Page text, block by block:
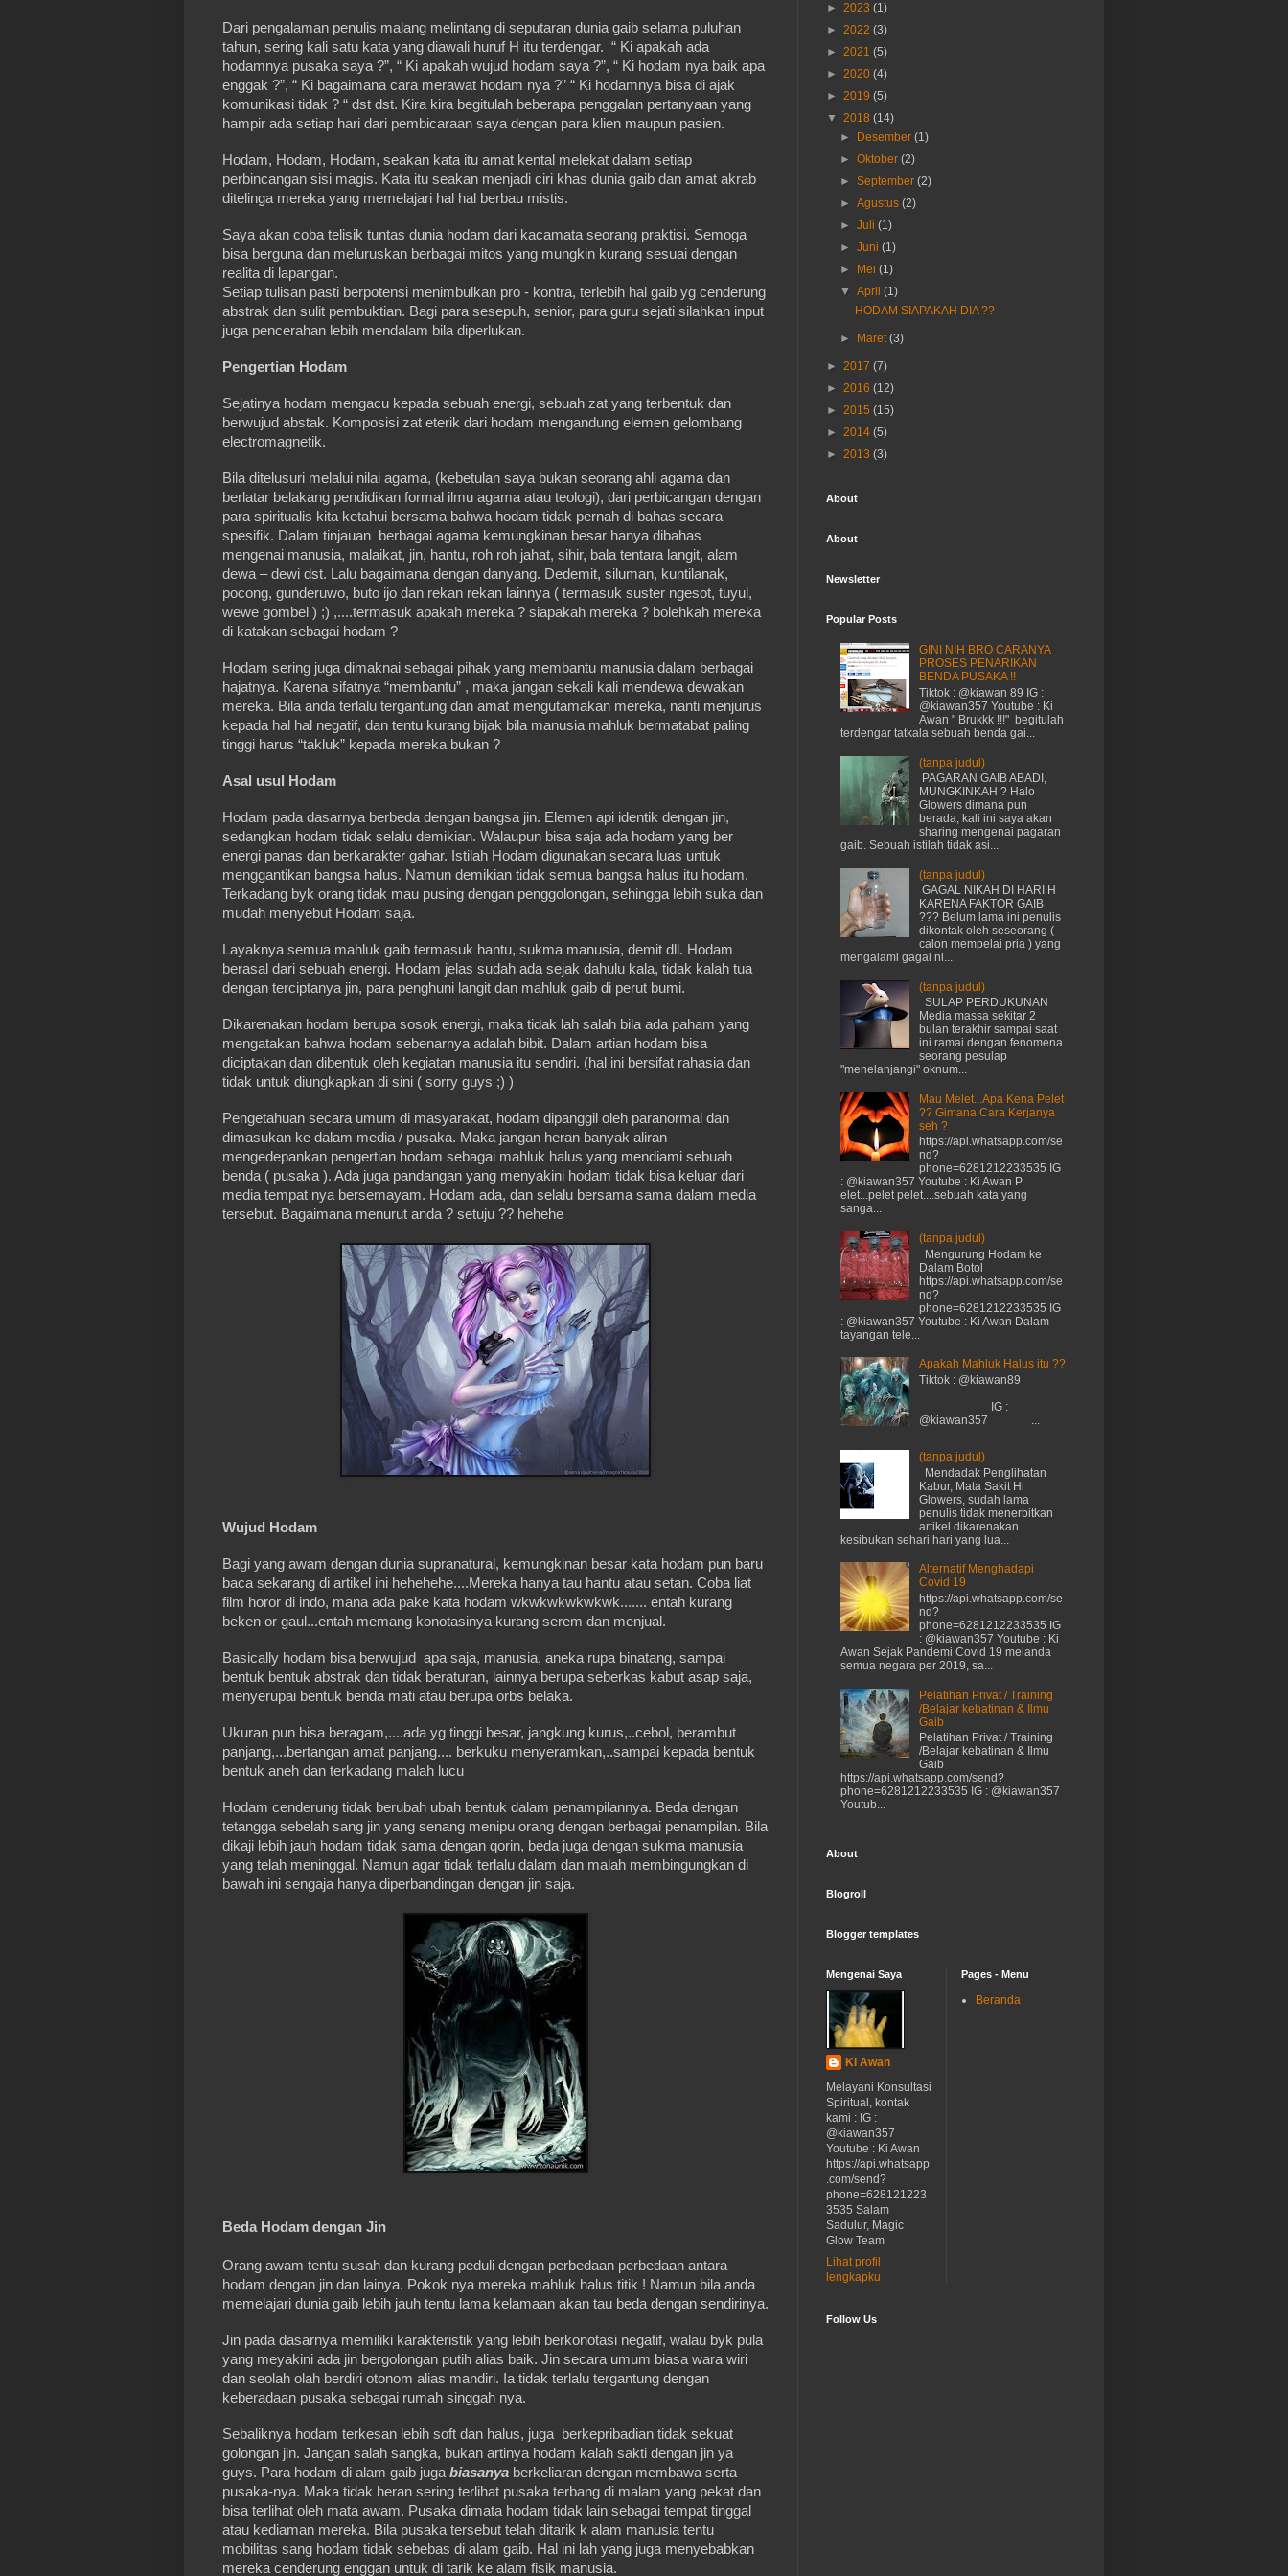
Dari pengalaman penulis malang melintang di seputaran dunia gaib selama puluhan
tahun, sering kali satu kata yang diawali huruf H itu terdengar. “ Ki apakah ada
hodamnya pusaka saya ?”, “ Ki apakah wujud hodam saya ?”, “ Ki hodam nya baik apa
enggak ?”, “ Ki bagaimana cara merawat hodam nya ?” “ Ki hodamnya bisa di ajak
komunikasi tidak ? “ dst dst. Kira kira begitulah beberapa penggalan pertanyaan yang
hampir ada setiap hari dari pembicaraan saya dengan para klien maupun pasien.
Hodam, Hodam, Hodam, seakan kata itu amat kental melekat dalam setiap
perbincangan sisi magis. Kata itu seakan menjadi ciri khas dunia gaib dan amat akrab
ditelinga mereka yang memelajari hal hal berbau mistis.
Saya akan coba telisik tuntas dunia hodam dari kacamata seorang praktisi. Semoga
bisa berguna dan meluruskan berbagai mitos yang mungkin kurang sesuai dengan
realita di lapangan.
Setiap tulisan pasti berpotensi menimbulkan pro - kontra, terlebih hal gaib yg cenderung
abstrak dan sulit pembuktian. Bagi para sesepuh, senior, para guru sejati silahkan input
juga pencerahan lebih mendalam bila diperlukan.
Pengertian Hodam
Sejatinya hodam mengacu kepada sebuah energi, sebuah zat yang terbentuk dan
berwujud abstak. Komposisi zat eterik dari hodam mengandung elemen gelombang
electromagnetik.
Bila ditelusuri melalui nilai agama, (kebetulan saya bukan seorang ahli agama dan
berlatar belakang pendidikan formal ilmu agama atau teologi), dari perbicangan dengan
para spiritualis kita ketahui bersama bahwa hodam tidak pernah di bahas secara
spesifik. Dalam tinjauan berbagai agama kemungkinan besar hanya dibahas
mengenai manusia, malaikat, jin, hantu, roh roh jahat, sihir, bala tentara langit, alam
dewa – dewi dst. Lalu bagaimana dengan danyang. Dedemit, siluman, kuntilanak,
pocong, gunderuwo, buto ijo dan rekan rekan lainnya ( termasuk suster ngesot, tuyul,
wewe gombel ) ;) ,....termasuk apakah mereka ? siapakah mereka ? bolehkah mereka
di katakan sebagai hodam ?
Hodam sering juga dimaknai sebagai pihak yang membantu manusia dalam berbagai
hajatnya. Karena sifatnya “membantu” , maka jangan sekali kali mendewa dewakan
mereka. Bila anda terlalu tergantung dan amat mengutamakan mereka, nanti menjurus
kepada hal hal negatif, dan tentu kurang bijak bila manusia mahluk bermatabat paling
tinggi harus “takluk” kepada mereka bukan ?
Asal usul Hodam
Hodam pada dasarnya berbeda dengan bangsa jin. Elemen api identik dengan jin,
sedangkan hodam tidak selalu demikian. Walaupun bisa saja ada hodam yang ber
energi panas dan berkarakter gahar. Istilah Hodam digunakan secara luas untuk
menggantikan bangsa halus. Namun demikian tidak semua bangsa halus itu hodam.
Terkadang byk orang tidak mau pusing dengan penggolongan, sehingga lebih suka dan
mudah menyebut Hodam saja.
Layaknya semua mahluk gaib termasuk hantu, sukma manusia, demit dll. Hodam
berasal dari sebuah energi. Hodam jelas sudah ada sejak dahulu kala, tidak kalah tua
dengan terciptanya jin, para penghuni langit dan mahluk gaib di perut bumi.
Dikarenakan hodam berupa sosok energi, maka tidak lah salah bila ada paham yang
mengatakan bahwa hodam sebenarnya adalah bibit. Dalam artian hodam bisa
diciptakan dan dibentuk oleh kegiatan manusia itu sendiri. (hal ini bersifat rahasia dan
tidak untuk diungkapkan di sini ( sorry guys ;) )
Pengetahuan secara umum di masyarakat, hodam dipanggil oleh paranormal dan
dimasukan ke dalam media / pusaka. Maka jangan heran banyak aliran
mengedepankan pengertian hodam sebagai mahluk halus yang mendiami sebuah
benda ( pusaka ). Ada juga pandangan yang menyakini hodam tidak bisa keluar dari
media tempat nya bersemayam. Hodam ada, dan selalu bersama sama dalam media
tersebut. Bagaimana menurut anda ? setuju ?? hehehe
Wujud Hodam
Bagi yang awam dengan dunia supranatural, kemungkinan besar kata hodam pun baru
baca sekarang di artikel ini hehehehe....Mereka hanya tau hantu atau setan. Coba liat
film horor di indo, mana ada pake kata hodam wkwkwkwkwkwk....... entah kurang
beken or gaul...entah memang konotasinya kurang serem dan menjual.
Basically hodam bisa berwujud apa saja, manusia, aneka rupa binatang, sampai
bentuk bentuk abstrak dan tidak beraturan, lainnya berupa seberkas kabut asap saja,
menyerupai bentuk benda mati atau berupa orbs belaka.
Ukuran pun bisa beragam,....ada yg tinggi besar, jangkung kurus,..cebol, berambut
panjang,...bertangan amat panjang.... berkuku menyeramkan,..sampai kepada bentuk
bentuk aneh dan terkadang malah lucu
Hodam cenderung tidak berubah ubah bentuk dalam penampilannya. Beda dengan
tetangga sebelah sang jin yang senang menipu orang dengan berbagai penampilan. Bila
dikaji lebih jauh hodam tidak sama dengan qorin, beda juga dengan sukma manusia
yang telah meninggal. Namun agar tidak terlalu dalam dan malah membingungkan di
bawah ini sengaja hanya diperbandingan dengan jin saja.
Beda Hodam dengan Jin
Orang awam tentu susah dan kurang peduli dengan perbedaan perbedaan antara
hodam dengan jin dan lainya. Pokok nya mereka mahluk halus titik ! Namun bila anda
memelajari dunia gaib lebih jauh tentu lama kelamaan akan tau beda dengan sendirinya.
Jin pada dasarnya memiliki karakteristik yang lebih berkonotasi negatif, walau byk pula
yang meyakini ada jin bergolongan putih alias baik. Jin secara umum biasa wara wiri
dan seolah olah berdiri otonom alias mandiri. Ia tidak terlalu tergantung dengan
keberadaan pusaka sebagai rumah singgah nya.
Sebaliknya hodam terkesan lebih soft dan halus, juga berkepribadian tidak sekuat
golongan jin. Jangan salah sangka, bukan artinya hodam kalah sakti dengan jin ya
guys. Para hodam di alam gaib juga biasanya berkeliaran dengan membawa serta
pusaka-nya. Maka tidak heran sering terlihat pusaka terbang di malam yang pekat dan
bisa terlihat oleh mata awam. Pusaka dimata hodam tidak lain sebagai tempat tinggal
atau kediaman mereka. Bila pusaka tersebut telah ditarik k alam manusia tentu
mobilitas sang hodam tidak sebebas di alam gaib. Hal ini lah yang juga menyebabkan
mereka cenderung enggan untuk di tarik ke alam fisik manusia.
► 2023 (1)
► 2022 (3)
► 2021 (5)
► 2020 (4)
► 2019 (5)
▼ 2018 (14)
►
Desember(1)
►Oktober(2)
►September(2)
►Agustus(2)
►Juli(1)
►Juni(1)
►
Mei(1)
▼April(1)
HODAM SIAPAKAH DIA ??
► Maret(3)
► 2017 (7)
► 2016 (12)
► 2015 (15)
► 2014 (5)
► 2013 (3)
About
About
Newsletter
Popular Posts
GINI NIH BRO CARANYA
PROSES PENARIKAN
BENDA PUSAKA !!
Tiktok : @kiawan 89 IG :
@kiawan357 Youtube : Ki
Awan " Brukkk !!!" begitulah
terdengar tatkala sebuah benda gai...
(tanpa judul)
PAGARAN GAIB ABADI,
MUNGKINKAH ? Halo
Glowers dimana pun
berada, kali ini saya akan
sharing mengenai pagaran
gaib. Sebuah istilah tidak asi...
(tanpa judul)
GAGAL NIKAH DI HARI H
KARENA FAKTOR GAIB
??? Belum lama ini penulis
dikontak oleh seseorang (
calon mempelai pria ) yang
mengalami gagal ni...
(tanpa judul)
SULAP PERDUKUNAN
Media massa sekitar 2
bulan terakhir sampai saat
ini ramai dengan fenomena
seorang pesulap
"menelanjangi" oknum...
Mau Melet...Apa Kena Pelet
?? Gimana Cara Kerjanya
seh ?
https://api.whatsapp.com/se
nd?
phone=6281212233535 IG
: @kiawan357 Youtube : Ki Awan P
elet...pelet pelet....sebuah kata yang
sanga...
(tanpa judul)
Mengurung Hodam ke
Dalam Botol
https://api.whatsapp.com/se
nd?
phone=6281212233535 IG
: @kiawan357 Youtube : Ki Awan Dalam
tayangan tele...
Apakah Mahluk Halus itu ??
Tiktok : @kiawan89
IG :
@kiawan357 ...
(tanpa judul)
Mendadak Penglihatan
Kabur, Mata Sakit Hi
Glowers, sudah lama
penulis tidak menerbitkan
artikel dikarenakan
kesibukan sehari hari yang lua...
Alternatif Menghadapi
Covid 19
https://api.whatsapp.com/se
nd?
phone=6281212233535 IG
: @kiawan357 Youtube : Ki
Awan Sejak Pandemi Covid 19 melanda
semua negara per 2019, sa...
Pelatihan Privat / Training
/Belajar kebatinan & Ilmu
Gaib
Pelatihan Privat / Training
/Belajar kebatinan & Ilmu
Gaib
https://api.whatsapp.com/send?
phone=6281212233535 IG : @kiawan357
Youtub...
About
Blogroll
Blogger templates
Mengenai Saya
Ki Awan
Melayani Konsultasi
Spiritual, kontak
kami : IG :
@kiawan357
Youtube : Ki Awan
https://api.whatsapp
.com/send?
phone=628121223
3535 Salam
Sadulur, Magic
Glow Team
Lihat profil
lengkapku
Pages - Menu
Beranda
Follow Us